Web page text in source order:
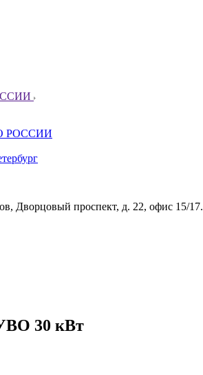
РОССИИ
Дворцовый проспект, д. 22, офис 15/17.
30 кВт